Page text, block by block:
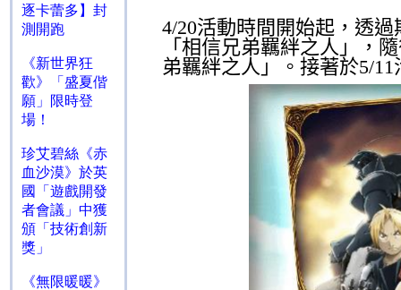
逐卡蕾多】封
測開跑
《新世界狂
歡》「盛夏偕
願」限時登
場！
珍艾碧絲《赤
血沙漠》於英
國「遊戲開發
者會議」中獲
頒「技術創新
獎」
《無限暖暖》
4/20活動時間開始起， 透過
「相信兄弟羈絆之人」，
弟羈絆之人」。接著於5/11